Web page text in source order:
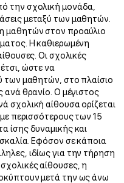
την σχολική μονάδα,
μεταξύ των μαθητών.
μαθητών στον προαύλιο
Η καθιερωμένη
Οι σχολικές
ώστε να
των μαθητών, στο πλαίσιο
θρανίο. Ο μέγιστος
σχολική αίθουσα ορίζεται
περισσότερους των 15
ίσης δυναμικής και
Εφόσον σε κάποια
ιδίως για την τήρηση
αίθουσες, η
μετά την ως άνω